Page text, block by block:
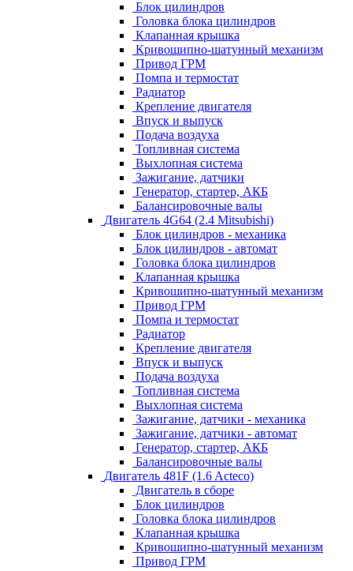
Блок цилиндров
Головка блока цилиндров
Клапанная крышка
Кривошипно-шатунный механизм
Привод ГРМ
Помпа и термостат
Радиатор
Крепление двигателя
Впуск и выпуск
Подача воздуха
Топливная система
Выхлопная система
Зажигание, датчики
Генератор, стартер, АКБ
Балансировочные валы
Двигатель 4G64 (2.4 Mitsubishi)
Блок цилиндров - механика
Блок цилиндров - автомат
Головка блока цилиндров
Клапанная крышка
Кривошипно-шатунный механизм
Привод ГРМ
Помпа и термостат
Радиатор
Крепление двигателя
Впуск и выпуск
Подача воздуха
Топливная система
Выхлопная система
Зажигание, датчики - механика
Зажигание, датчики - автомат
Генератор, стартер, АКБ
Балансировочные валы
Двигатель 481F (1.6 Acteco)
Двигатель в сборе
Блок цилиндров
Головка блока цилиндров
Клапанная крышка
Кривошипно-шатунный механизм
Привод ГРМ